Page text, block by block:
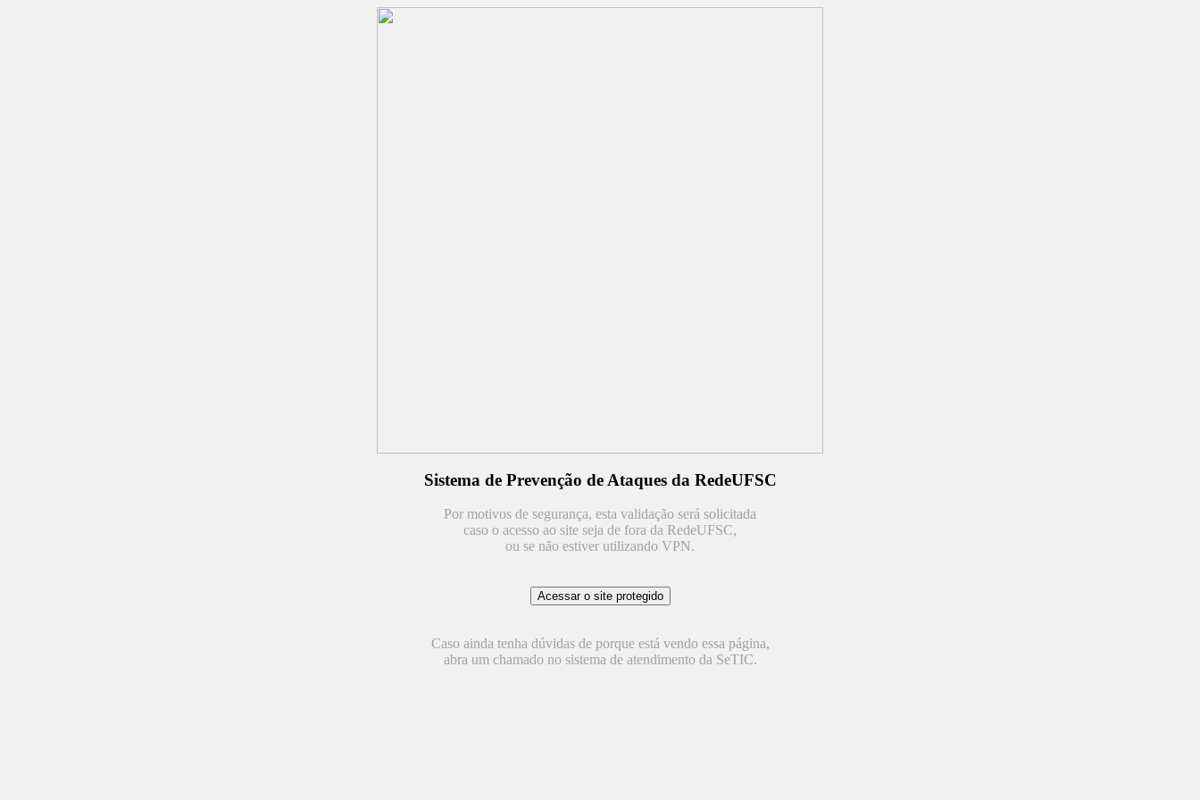
Sistema de Prevenção de Ataques da RedeUFSC
Por motivos de segurança, esta validação será solicitada
caso o acesso ao site seja de fora da RedeUFSC,
ou se não estiver utilizando VPN.
Caso ainda tenha dúvidas de porque está vendo essa página,
abra um chamado no sistema de atendimento da SeTIC.